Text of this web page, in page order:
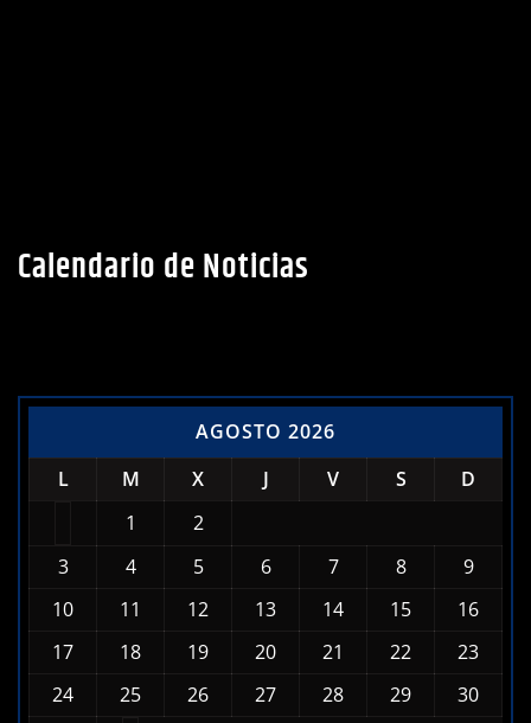
Calendario de Noticias
AGOSTO 2026
L
M X J V S
D
1
2
3
4 5 6 7 8
9
10
11 12 13 14 15
16
17
18 19 20 21 22
23
24
25 26 27 28 29 30